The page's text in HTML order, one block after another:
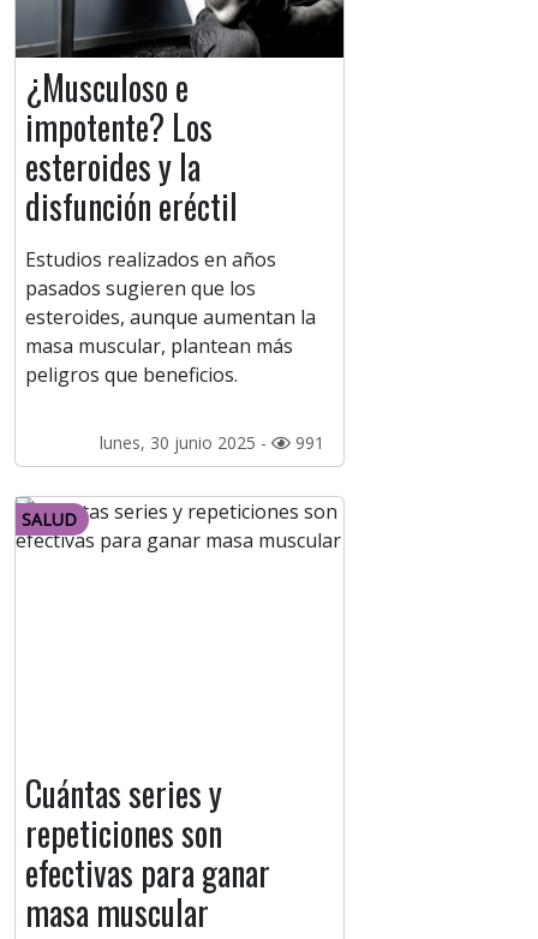
¿Musculoso e
impotente? Los
esteroides y la
disfunción eréctil
Estudios realizados en años
pasados ​​sugieren que los
esteroides, aunque aumentan la
masa muscular, plantean más
peligros que beneficios.
lunes, 30 junio 2025 - 991
SALUD
Cuántas series y
repeticiones son
efectivas para ganar
masa muscular